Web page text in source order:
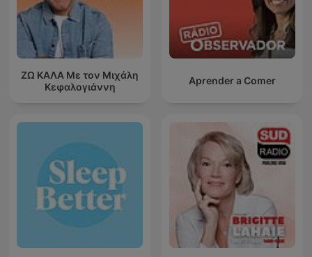
ΖΩ ΚΑΛΑ Με τον Μιχάλη
Κεφαλογιάννη
Aprender a Comer